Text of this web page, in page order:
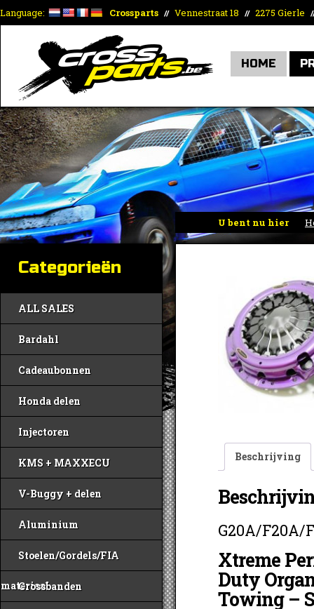
Language: Crossparts // Vennestraat 18 // 2275 Gierle
HOME
U bent nu hier
Categorieën
ALL SALES
Bardahl
Cadeaubonnen
Honda delen
Injectoren
KMS + MAXXECU
V-Buggy + delen
Aluminium
Stoelen/Gordels/FIA
materiaal
Crossbanden
Beschrijving
G20A/F20A/
Xtreme
Duty
Towing –